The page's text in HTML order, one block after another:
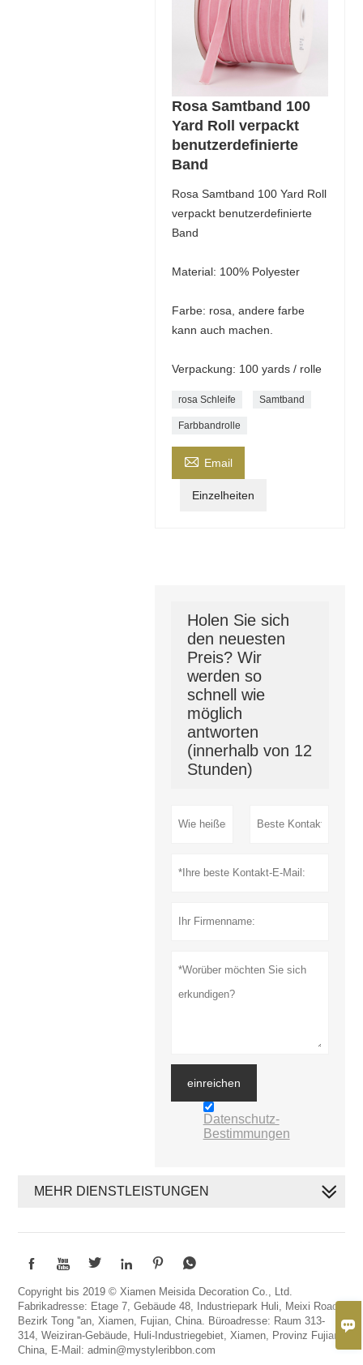

Rosa Samtband 100
Yard Roll verpackt
benutzerdefinierte
Band
Rosa Samtband 100 Yard Roll
verpackt benutzerdefinierte
Band
Material: 100% Polyester
Farbe: rosa, andere farbe
kann auch machen.
Verpackung: 100 yards / rolle
rosa Schleife Samtband
Farbbandrolle
 Email
Einzelheiten
Holen Sie sich
den neuesten
Preis? Wir
werden so
schnell wie
möglich
antworten
(innerhalb von 12
Stunden)
einreichen
Datenschutz-
Bestimmungen
MEHR DIENSTLEISTUNGEN
     
Copyright bis 2019 © Xiamen Meisida Decoration Co., Ltd.
Fabrikadresse: Etage 7, Gebäude 48, Industriepark Huli, Meixi Road,
Bezirk Tong ''an, Xiamen, Fujian, China. Büroadresse: Raum 313-
314, Weiziran-Gebäude, Huli-Industriegebiet, Xiamen, Provinz Fujian,
China, E-Mail: admin@mystyleribbon.com